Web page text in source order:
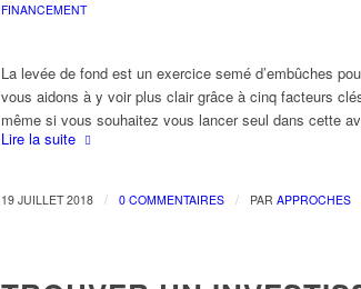
FINANCEMENT
La levée de fond est un exercice semé d’embûches
vous aidons à y voir plus clair grâce à cinq facteurs
même si vous souhaitez vous lancer seul dans cette
Lire la suite
19 JUILLET 2018 / 0 COMMENTAIRES / PAR APPROCHES